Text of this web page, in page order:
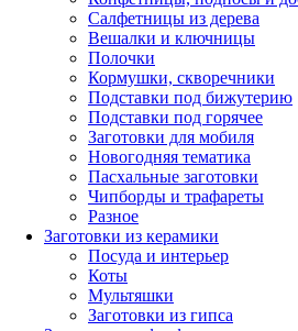
Салфетницы из дерева
Вешалки и ключницы
Полочки
Кормушки, скворечники
Подставки под бижутерию
Подставки под горячее
Заготовки для мобиля
Новогодняя тематика
Пасхальные заготовки
Чипборды и трафареты
Разное
Заготовки из керамики
Посуда и интерьер
Коты
Мультяшки
Заготовки из гипса